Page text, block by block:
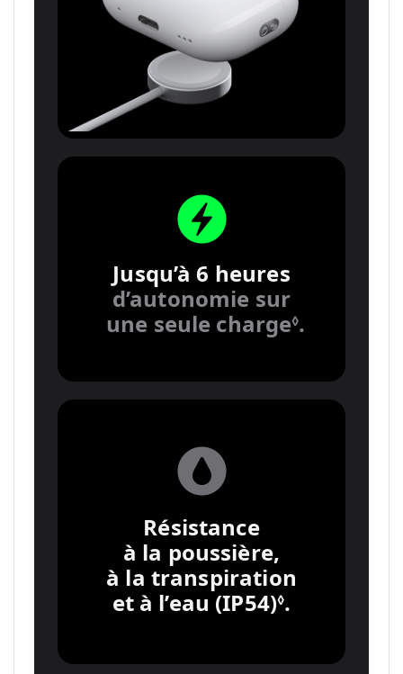
Jusqu’à 6 heures
d’autonomie sur
une seule charge◊.
aux
mentions
Résistance
à la poussière,
à la transpiration
et à l’eau (IP54)◊.
mentions